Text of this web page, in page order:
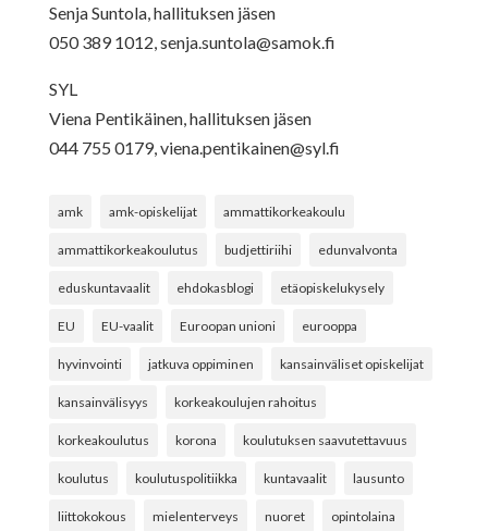
Senja Suntola, hallituksen jäsen
050 389 1012, senja.suntola@samok.fi
SYL
Viena Pentikäinen, hallituksen jäsen
044 755 0179, viena.pentikainen@syl.fi
amk amk-opiskelijat ammattikorkeakoulu
ammattikorkeakoulutus budjettiriihi edunvalvonta
eduskuntavaalit ehdokasblogi etäopiskelukysely
EU EU-vaalit Euroopan unioni eurooppa
hyvinvointi jatkuva oppiminen kansainväliset opiskelijat
kansainvälisyys korkeakoulujen rahoitus
korkeakoulutus korona koulutuksen saavutettavuus
koulutus koulutuspolitiikka kuntavaalit lausunto
liittokokous mielenterveys nuoret opintolaina